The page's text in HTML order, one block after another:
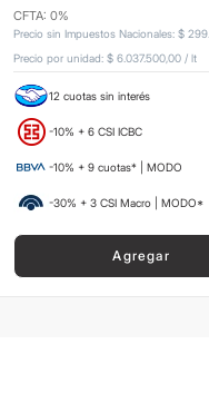
CFTA: 0%
Precio sin Impuestos Nacionales:$ 299
Precio por unidad:$ 6.037.500,00 /lt
12 cuotas sin interés
-10% + 6 CSI ICBC
-10% + 9 cuotas* | MODO
-30% + 3 CSI Macro | MODO*
Agregar